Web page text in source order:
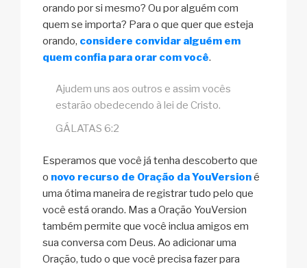
orando por si mesmo? Ou por alguém com
quem se importa? Para o que quer que esteja
orando, considere convidar alguém em
quem confia para orar com você.
Ajudem uns aos outros e assim vocês
estarão obedecendo à lei de Cristo.
GÁLATAS 6:2
Esperamos que você já tenha descoberto que
o novo recurso de Oração da YouVersioné
uma ótima maneira de registrar tudo pelo que
você está orando. Mas a Oração YouVersion
também permite que você inclua amigos em
sua conversa com Deus. Ao adicionar uma
Oração, tudo o que você precisa fazer para